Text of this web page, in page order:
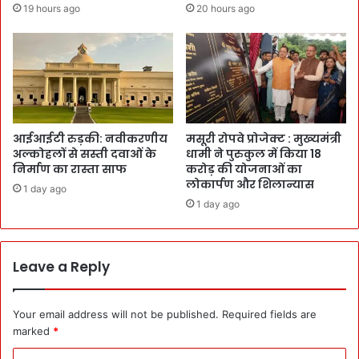
19 hours ago 20 hours ago
आईआईटी रुड़की: नवीकरणीय
अल्कोहलों से सस्ती दवाओं के
निर्माण का रास्ता साफ
1 day ago
मसूरी रोपवे प्रोजेक्ट : मुख्‍यमंत्री
धामी ने पुरुकुल में किया 18
करोड़ की योजनाओं का
लोकार्पण और शिलान्यास
1 day ago
Leave a Reply
Your email address will not be published. Required fields are
marked *